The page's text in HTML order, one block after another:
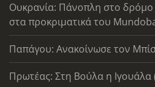
Ουκρανία: Πάνοπλη στο δρόμο
στα προκριματικά του
Παπάγου: Ανακοίνωσε τον
Πρωτέας: Στη Βούλα η Ιγουάλα